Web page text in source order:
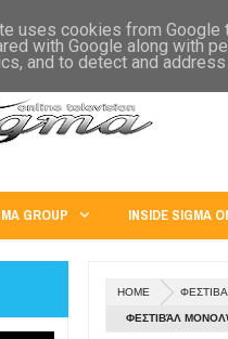
U.S.A. AUSTRALIA
GROUP INSIDE SIGMA
HOME
ΦΕΣΤΙΒΆΛ
uses cookies from Google
with Google along with
and to detect and address